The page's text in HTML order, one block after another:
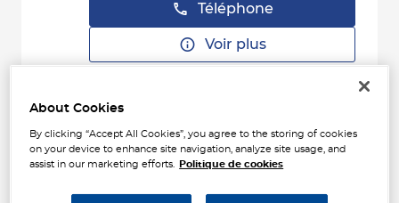
Téléphone
Voir plus
16.71
DELESTREZ
ZA LES HAIES
60740 ST MAXIMIN
Fermé aujourd'hui
Téléphone
About Cookies
By clicking “Accept All Cookies”, you agree to the storing of cookies
on your device to enhance site navigation, analyze site usage, and
assist in our marketing efforts.
Politique de cookies